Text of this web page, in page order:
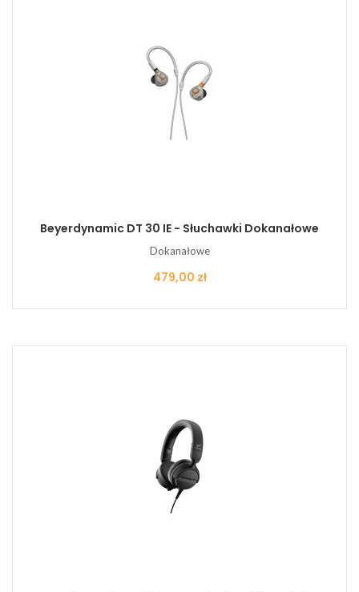
Beyerdynamic DT 30 IE - Słuchawki Dokanałowe
Dokanałowe
Cena
479,00 zł